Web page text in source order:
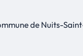
de Nuits-